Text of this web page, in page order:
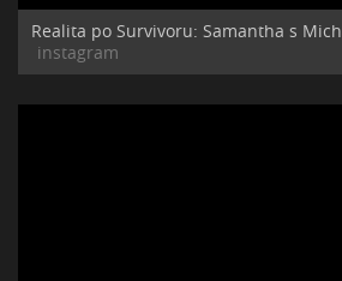
Realita po Survivoru: Samantha s
instagram